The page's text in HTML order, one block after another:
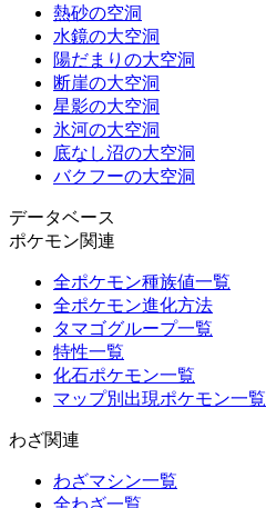
熱砂の空洞
水鏡の大空洞
陽だまりの大空洞
断崖の大空洞
星影の大空洞
氷河の大空洞
底なし沼の大空洞
バクフーの大空洞
データベース
ポケモン関連
全ポケモン種族値一覧
全ポケモン進化方法
タマゴグループ一覧
特性一覧
化石ポケモン一覧
マップ別出現ポケモン一覧
わざ関連
わざマシン一覧
全わざ一覧